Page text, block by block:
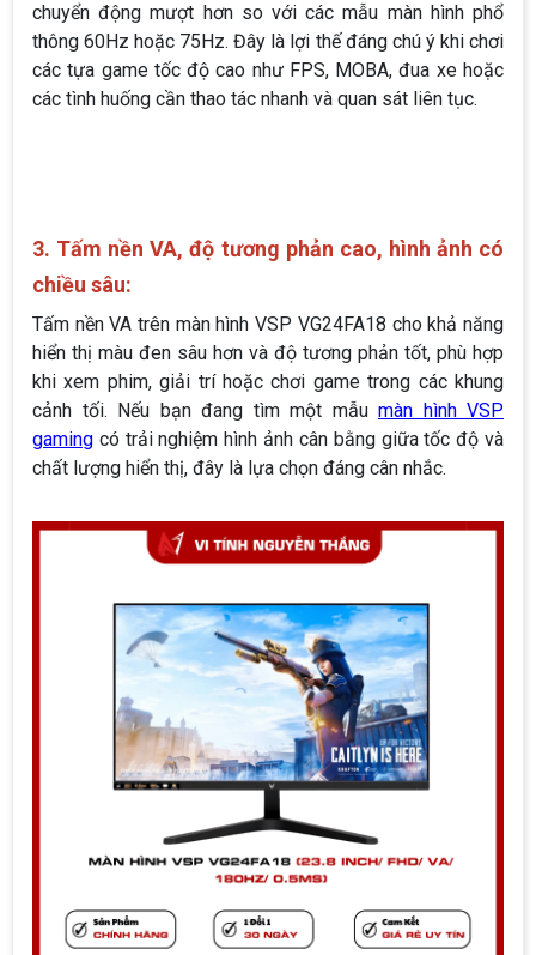
chuyển động mượt hơn so với các mẫu màn hình phổ
thông 60Hz hoặc 75Hz. Đây là lợi thế đáng chú ý khi chơi
các tựa game tốc độ cao như FPS, MOBA, đua xe hoặc
các tình huống cần thao tác nhanh và quan sát liên tục.
3. Tấm nền VA, độ tương phản cao, hình ảnh có
chiều sâu:
Tấm nền VA trên màn hình VSP VG24FA18 cho khả năng
hiển thị màu đen sâu hơn và độ tương phản tốt, phù hợp
khi xem phim, giải trí hoặc chơi game trong các khung
cảnh tối. Nếu bạn đang tìm một mẫu màn hình VSP
gaming có trải nghiệm hình ảnh cân bằng giữa tốc độ và
chất lượng hiển thị, đây là lựa chọn đáng cân nhắc.